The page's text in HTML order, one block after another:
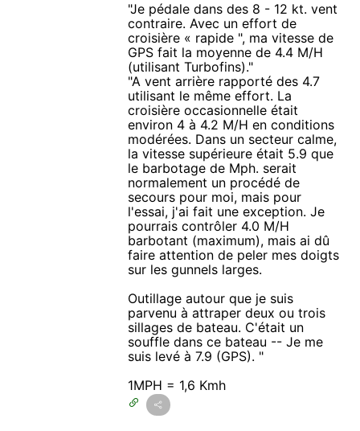
"Je pédale dans des 8 - 12 kt. vent
contraire. Avec un effort de
croisière « rapide ", ma vitesse de
GPS fait la moyenne de 4.4 M/H
(utilisant Turbofins)."
"A vent arrière rapporté des 4.7
utilisant le même effort. La
croisière occasionnelle était
environ 4 à 4.2 M/H en conditions
modérées. Dans un secteur calme,
la vitesse supérieure était 5.9 que
le barbotage de Mph. serait
normalement un procédé de
secours pour moi, mais pour
l'essai, j'ai fait une exception. Je
pourrais contrôler 4.0 M/H
barbotant (maximum), mais ai dû
faire attention de peler mes doigts
sur les gunnels larges.
Outillage autour que je suis
parvenu à attraper deux ou trois
sillages de bateau. C'était un
souffle dans ce bateau -- Je me
suis levé à 7.9 (GPS). "
1MPH = 1,6 Kmh